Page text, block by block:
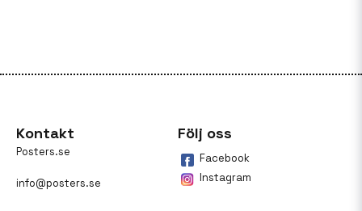
Kontakt
Posters.se
info@posters.se
Följ oss
Facebook
Instagram